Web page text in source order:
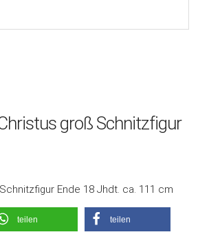
groß Schnitzfigur
Ende 18 Jhdt. ca. 111 cm
teilen teilen